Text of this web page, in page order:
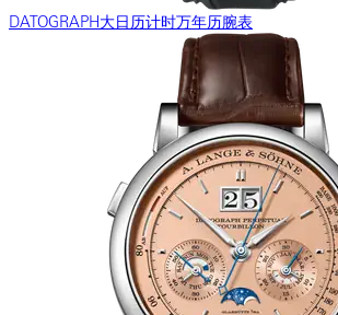
DATOGRAPH大日历计时万年历腕表